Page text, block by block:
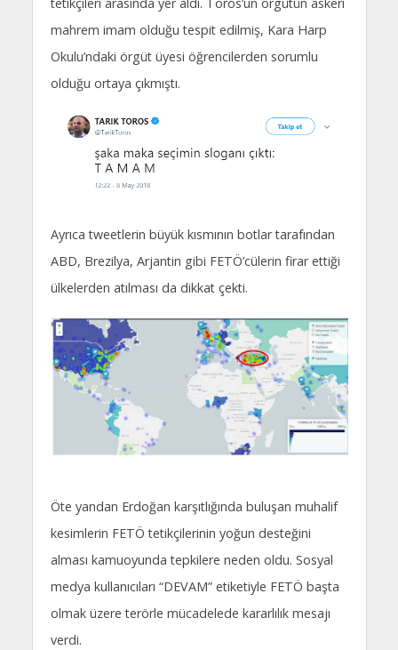
mahrem imam olduğu tespit edilmiş, Kara Harp
Okulu’ndaki örgüt üyesi öğrencilerden sorumlu
olduğu ortaya çıkmıştı.
Ayrıca tweetlerin büyük kısmının botlar tarafından
ABD, Brezilya, Arjantin gibi FETÖ’cülerin firar ettiği
ülkelerden atılması da dikkat çekti.
Öte yandan Erdoğan karşıtlığında buluşan muhalif
kesimlerin FETÖ tetikçilerinin yoğun desteğini
alması kamuoyunda tepkilere neden oldu. Sosyal
medya kullanıcıları “DEVAM” etiketiyle FETÖ başta
olmak üzere terörle mücadelede kararlılık mesajı
verdi.